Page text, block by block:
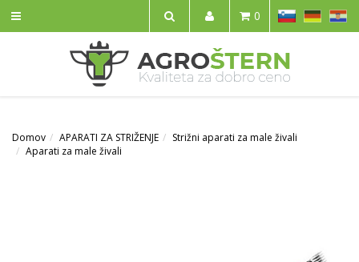
IŠČI
SL HR
0
Domov APARATI ZA STRIŽENJE
Strižni aparati za male živali
Aparati za male živali